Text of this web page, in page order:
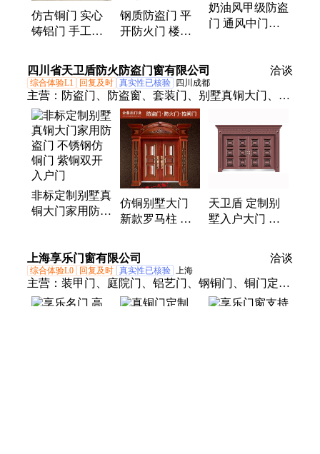
仿古铜门 实心
铸铝门 手工焊
墅大门 真材实
料
钢质防盗门 平
开防火门 楼道
湛工艺处理
奶油风甲级防盗
门 通风中门设
四川省天卫盾防火防盗门窗有限公司
洽谈
综合体验L1 回复及时 真实性已核验 四川成都
主营： 防盗门、防盗窗、套装门、别墅真铜大门、伸
缩门、防火门、大门定制、防盗大门、推拉大门、对
开大门、别墅大门、车间平开门、内外双色门、门双
包边带、农村双开门、无机布防火、电控单元门、钢
制宿舍门、防火隔音门、玻璃单元门、防火隔热a
类、卫盾四开大门、隔音保温防盗、工程入户进户、
开门玻璃大门、卫盾别墅防盗
非标定制别墅真
铜大门家用防盗
户门
仿铜别墅大门
新款罗马柱 欧
院门厂家
天卫盾 定制别
墅入户大门 仿
上海享乐门窗有限公司 洽谈
综合体验L0 回复及时 真实性已核验 上海
主营： 装甲门、庭院门、铝艺门、钢铜门、铜门定
制、玻璃铜门、别墅铜门、庭院铜门、铸铝门、铜大